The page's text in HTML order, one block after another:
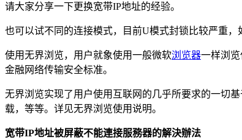
请大家分享一下更换宽带IP地址的经验。
也可以试不同的连接模式，目前U模式封锁比较严重
使用无界浏览，用户就象使用一般微软浏览器一样浏
金融网络传输安全标准。
无界浏览实现了用户使用互联网的几乎所要求的一切
载，等等。详见无界浏览使用说明。
宽带IP地址被屏蔽不能連接服務器的解決辦法